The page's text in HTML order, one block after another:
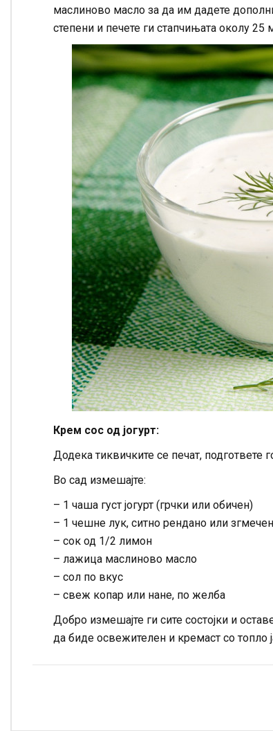
маслиново масло за да им дадете
степени и печете ги стапчињата околу 25
Крем сос од јогурт:
Додека тиквичките се печат, подгответе
Во сад измешајте:
– 1 чаша густ јогурт (грчки или обичен)
– 1 чешне лук, ситно рендано или
– сок од 1/2 лимон
– лажица маслиново масло
– сол по вкус
– свеж копар или нане, по желба
Добро измешајте ги сите состојки и
да биде освежителен и кремаст со топло